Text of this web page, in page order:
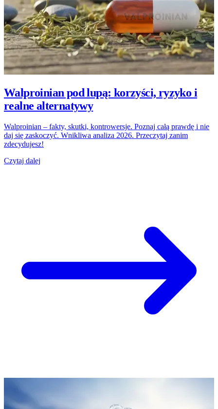
Walproinian pod lupą: korzyści, ryzyko i
realne alternatywy
Walproinian – fakty, skutki, kontrowersje. Poznaj całą prawdę i nie
daj się zaskoczyć. Wnikliwa analiza 2026. Przeczytaj zanim
zdecydujesz!
Czytaj dalej